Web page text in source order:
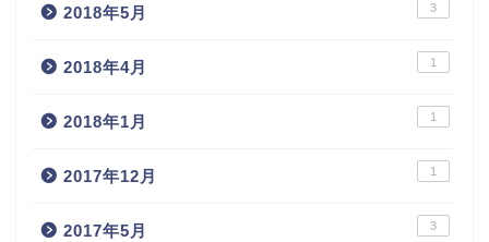
2018年5月 3
2018年4月 1
2018年1月 1
2017年12月 1
2017年5月 3